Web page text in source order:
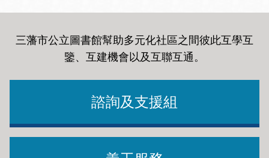
三藩市公立圖書館幫助多元化社區之間彼此互學互
鑒、互建機會以及互聯互通。
諮詢及支援組